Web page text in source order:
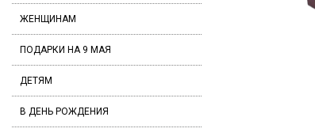
ЖЕНЩИНАМ
ПОДАРКИ НА 9 МАЯ
ДЕТЯМ
В ДЕНЬ РОЖДЕНИЯ